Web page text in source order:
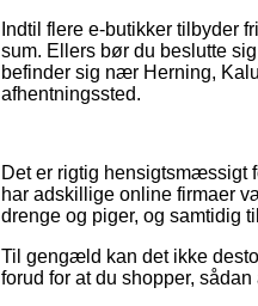
Indtil flere e-butikker tilbyder
sum. Ellers bør du beslutte
befinder sig nær Herning,
afhentningssted.
Det er rigtig hensigtsmæssigt
har adskillige online firmaer
drenge og piger, og samtidig
Til gengæld kan det ikke
forud for at du shopper,